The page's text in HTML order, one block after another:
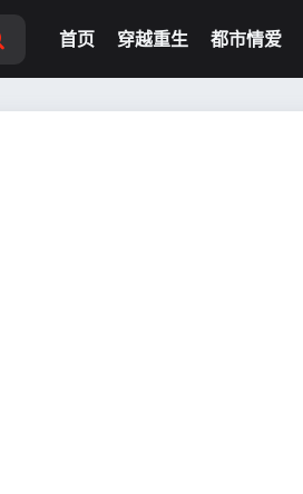
首页 穿越重生 都市情爱